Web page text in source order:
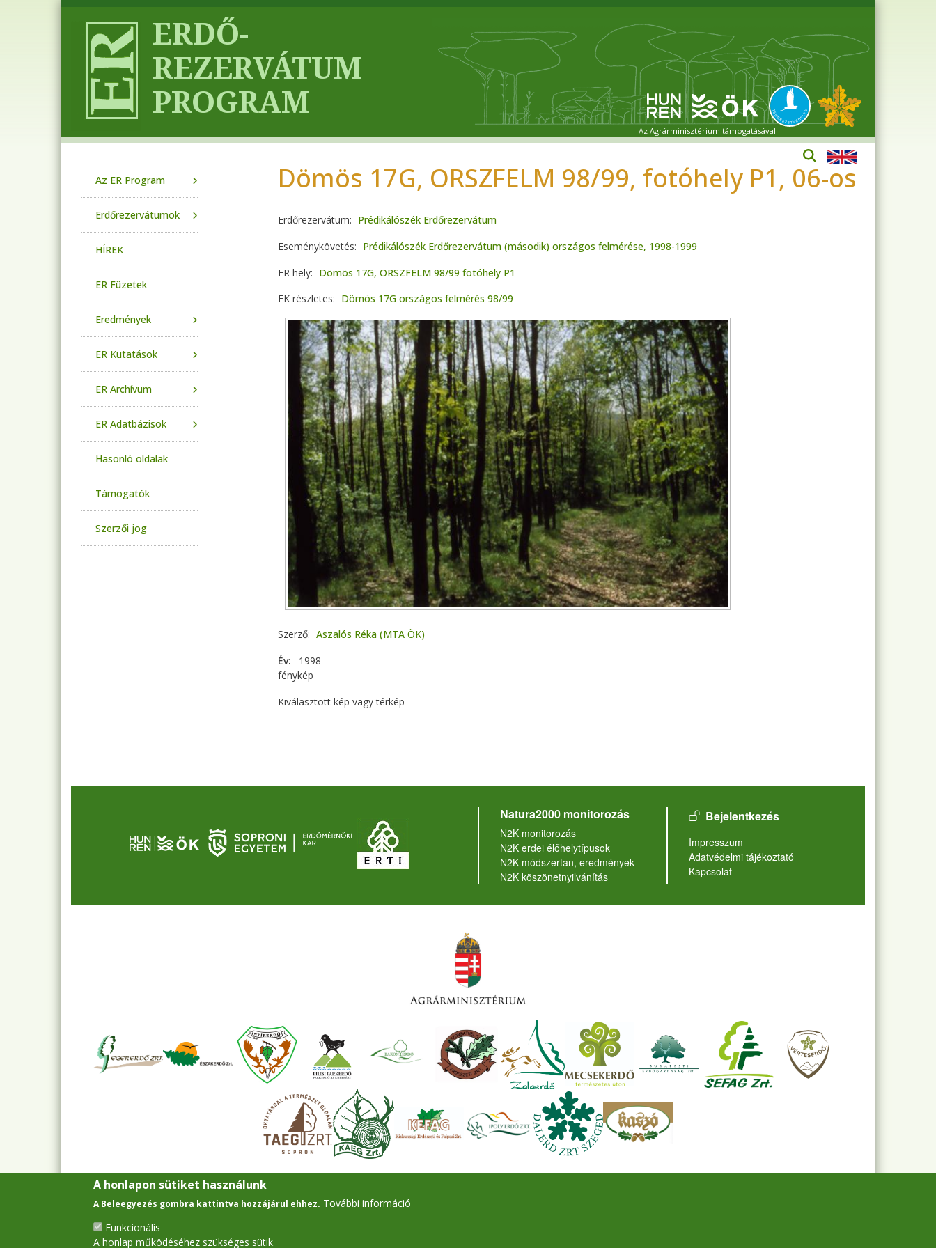
Az Agrárminisztérium támogatásával
Dömös 17G, ORSZFELM 98/99, fotóhely P1, 06-os
Erdőrezervátum
Prédikálószék Erdőrezervátum
Eseménykövetés
Prédikálószék Erdőrezervátum (második) országos felmérése, 1998-1999
ER hely
Dömös 17G, ORSZFELM 98/99 fotóhely P1
EK részletes
Dömös 17G országos felmérés 98/99
Szerző
Aszalós Réka (MTA ÖK)
Év
1998
fénykép
Kiválasztott kép vagy térkép
Az ER Program
Erdőrezervátumok
HÍREK
ER Füzetek
Eredmények
ER Kutatások
ER Archívum
ER Adatbázisok
Hasonló oldalak
Támogatók
Szerzői jog
Natura2000 monitorozás
N2K monitorozás
N2K erdei élőhelytípusok
N2K módszertan, eredmények
N2K köszönetnyilvánítás
User account menu
Bejelentkezés
Lábléc
Impresszum
Adatvédelmi tájékoztató
Kapcsolat
A honlapon sütiket használunk
A Beleegyezés gombra kattintva hozzájárul ehhez. További információ
Funkcionális
A honlap működéséhez szükséges sütik.